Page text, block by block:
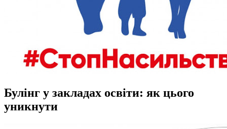
Булінг у закладах освіти: як цього
уникнути